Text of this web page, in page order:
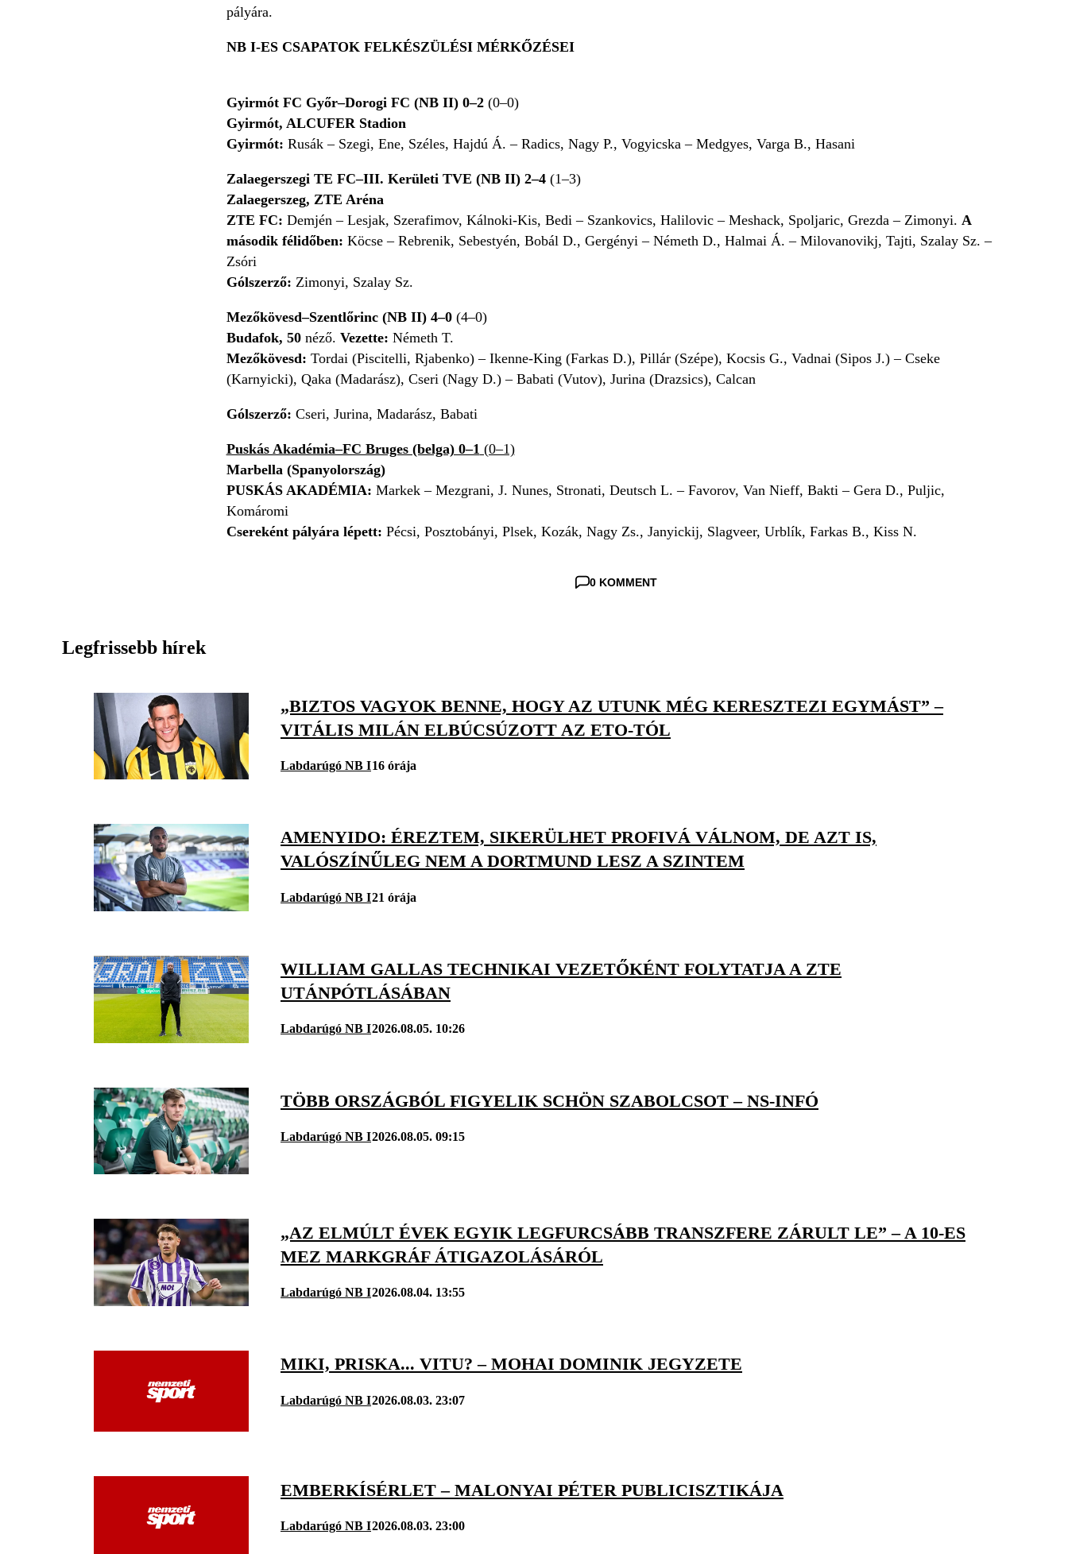
pályára.
NB I-ES CSAPATOK FELKÉSZÜLÉSI MÉRKŐZÉSEI
Gyirmót FC Győr–Dorogi FC (NB II) 0–2(0–0)
Gyirmót, ALCUFER Stadion
Gyirmót: Rusák – Szegi, Ene, Széles, Hajdú Á. – Radics, Nagy P., Vogyicska – Medgyes, Varga B., Hasani
Zalaegerszegi TE FC–III. Kerületi TVE (NB II) 2–4 (1–3)
Zalaegerszeg, ZTE Aréna
ZTE FC: Demjén – Lesjak, Szerafimov, Kálnoki-Kis, Bedi – Szankovics, Halilovic – Meshack, Spoljaric, Grezda – Zimonyi. A
második félidőben: Köcse – Rebrenik, Sebestyén, Bobál D., Gergényi – Németh D., Halmai Á. – Milovanovikj, Tajti, Szalay Sz. –
Zsóri
Gólszerző: Zimonyi, Szalay Sz.
Mezőkövesd–Szentlőrinc (NB II) 4–0 (4–0)
Budafok, 50 néző. Vezette: Németh T.
Mezőkövesd: Tordai (Piscitelli, Rjabenko) – Ikenne-King (Farkas D.), Pillár (Szépe), Kocsis G., Vadnai (Sipos J.) – Cseke
(Karnyicki), Qaka (Madarász), Cseri (Nagy D.) – Babati (Vutov), Jurina (Drazsics), Calcan
Gólszerző: Cseri, Jurina, Madarász, Babati
Puskás Akadémia–FC Bruges (belga) 0–1 (0–1)
Marbella (Spanyolország)
PUSKÁS AKADÉMIA: Markek – Mezgrani, J. Nunes, Stronati, Deutsch L. – Favorov, Van Nieff, Bakti – Gera D., Puljic,
Komáromi
Csereként pályára lépett: Pécsi, Posztobányi, Plsek, Kozák, Nagy Zs., Janyickij, Slagveer, Urblík, Farkas B., Kiss N.
0 KOMMENT
Legfrissebb hírek
„BIZTOS VAGYOK BENNE, HOGY AZ UTUNK MÉG KERESZTEZI EGYMÁST” –
VITÁLIS MILÁN ELBÚCSÚZOTT AZ ETO-TÓL
Labdarúgó NB I16 órája
AMENYIDO: ÉREZTEM, SIKERÜLHET PROFIVÁ VÁLNOM, DE AZT IS,
VALÓSZÍNŰLEG NEM A DORTMUND LESZ A SZINTEM
Labdarúgó NB I21 órája
WILLIAM GALLAS TECHNIKAI VEZETŐKÉNT FOLYTATJA A ZTE
UTÁNPÓTLÁSÁBAN
Labdarúgó NB I2026.08.05. 10:26
TÖBB ORSZÁGBÓL FIGYELIK SCHÖN SZABOLCSOT – NS-INFÓ
Labdarúgó NB I2026.08.05. 09:15
„AZ ELMÚLT ÉVEK EGYIK LEGFURCSÁBB TRANSZFERE ZÁRULT LE” – A 10-ES
MEZ MARKGRÁF ÁTIGAZOLÁSÁRÓL
Labdarúgó NB I2026.08.04. 13:55
MIKI, PRISKA... VITU? – MOHAI DOMINIK JEGYZETE
Labdarúgó NB I2026.08.03. 23:07
EMBERKÍSÉRLET – MALONYAI PÉTER PUBLICISZTIKÁJA
Labdarúgó NB I2026.08.03. 23:00